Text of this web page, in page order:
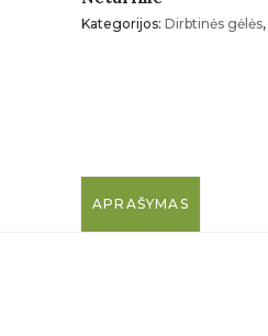
Kategorijos: Dirbtinės gėlės,
APRAŠYMAS